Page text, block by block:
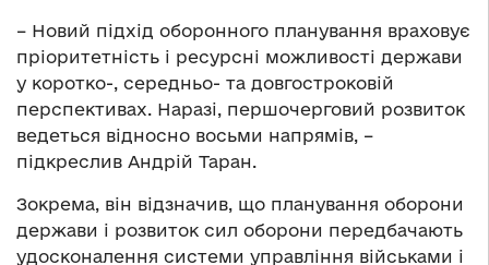
– Новий підхід оборонного планування враховує
пріоритетність і ресурсні можливості держави
у коротко-, середньо- та довгостроковій
перспективах. Наразі, першочерговий розвиток
ведеться відносно восьми напрямів, –
підкреслив Андрій Таран.
Зокрема, він відзначив, що планування оборони
держави і розвиток сил оборони передбачають
удосконалення системи управління військами і